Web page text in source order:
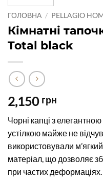
ГОЛОВНА / PELLAGIO
Кімнатні
Total black
2,150 грн
Чорні капці з
устілкою майже не
використовували
матеріал, що дозволяє
при частих